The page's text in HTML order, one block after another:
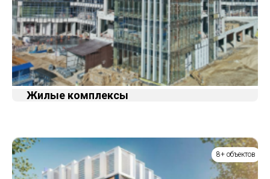
Жилые комплексы
8+ объектов